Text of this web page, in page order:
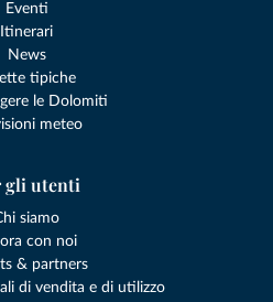
Eventi
Itinerari
News
tipiche
le Dolomiti
meteo
gli utenti
siamo
con noi
& partners
di vendita e di utilizzo